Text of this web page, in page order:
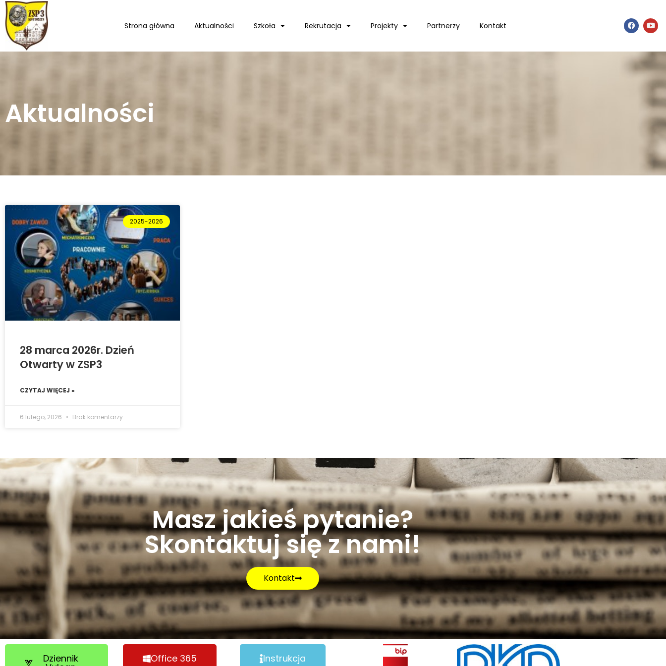
Strona główna Aktualności Szkoła Rekrutacja Projekty Partnerzy Kontakt
Aktualności
2025-2026
28 marca 2026r. Dzień
Otwarty w ZSP3
CZYTAJ WIĘCEJ »
6 lutego, 2026 Brak komentarzy
Masz jakieś pytanie?
Skontaktuj się z nami!
Kontakt
Dziennik Office 365 Instrukcja